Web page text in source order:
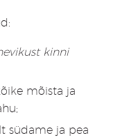
kinni
mõista ja
südame ja pea